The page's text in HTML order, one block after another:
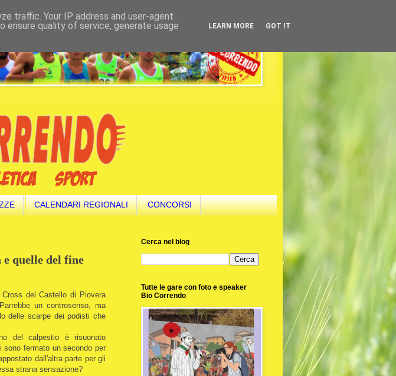
CALENDARI REGIONALI CONCORSI
quelle del fine
Cross del Castello di Piovera
Parrebbe un controsenso, ma
delle scarpe dei podisti che
del calpestio è risuonato
sono fermato un secondo per
dall'altra parte per gli
strana sensazione?
Cerca nel blog
Tutte le gare con foto e speaker
Bio Correndo
traffic. Your IP address and user-agent
ensure quality of service, generate usage
LEARN MORE GOT IT